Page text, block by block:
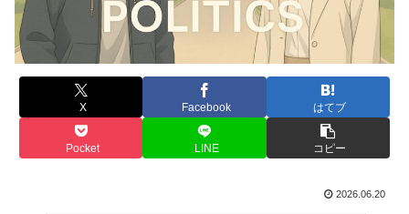
X Facebook はてブ
Pocket LINE コピー
2026.06.20